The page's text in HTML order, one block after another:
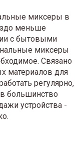
миксеры в
меньше
с бытовыми
миксеры
Связано
материалов для
регулярно,
большинство
устройства -